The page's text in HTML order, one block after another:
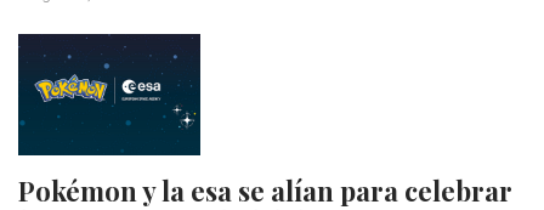
Pokémon y la esa se alían para celebrar